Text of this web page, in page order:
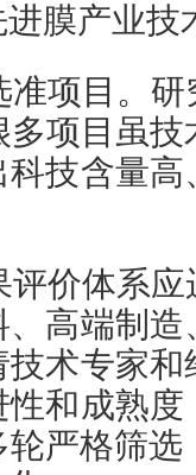
膜产业技
项目。
项目虽
技含量
价体系
高端制
术专家
和成熟
严格筛